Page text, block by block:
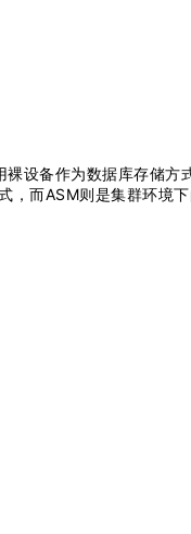
设备作为数据库存储方
，而ASM则是集群环境